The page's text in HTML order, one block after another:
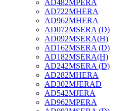
AD482MPERA
AD722MHERA
AD962MHERA
AD072MSERA (D)
AD092MSERA(H)
AD162MSERA (D)
AD182MSERA(H)
AD242MSERA (D)
AD282MHERA
AD302MJERAD
AD542MJERA
AD962MPERA